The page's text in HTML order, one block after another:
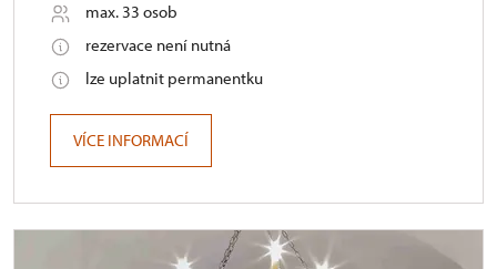
max. 33 osob
rezervace není nutná
lze uplatnit permanentku
VÍCE INFORMACÍ